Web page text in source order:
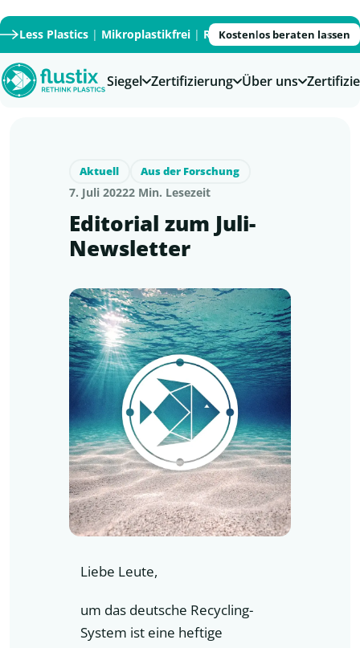
Less Plastics| Mikroplastikfrei| Recycled|Recyclable|
Kostenlos beraten lassen
Siegel Zertifizierung Über uns
Aktuell Aus der Forschung
7. Juli 20222 Min. Lesezeit
Editorial zum Juli-
Newsletter
Liebe Leute,
um das deutsche Recycling-
System ist eine heftige